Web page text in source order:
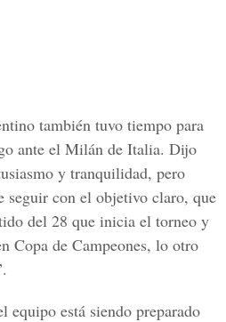
también tuvo tiempo para
ante el Milán de Italia. Dijo
y tranquilidad, pero
seguir con el objetivo claro, que
del 28 que inicia el torneo y
Copa de Campeones, lo otro
equipo está siendo preparado